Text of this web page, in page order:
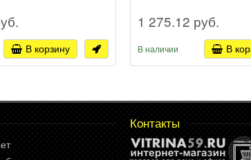
В корзину
1 275.12 руб.
В наличии В
Контакты